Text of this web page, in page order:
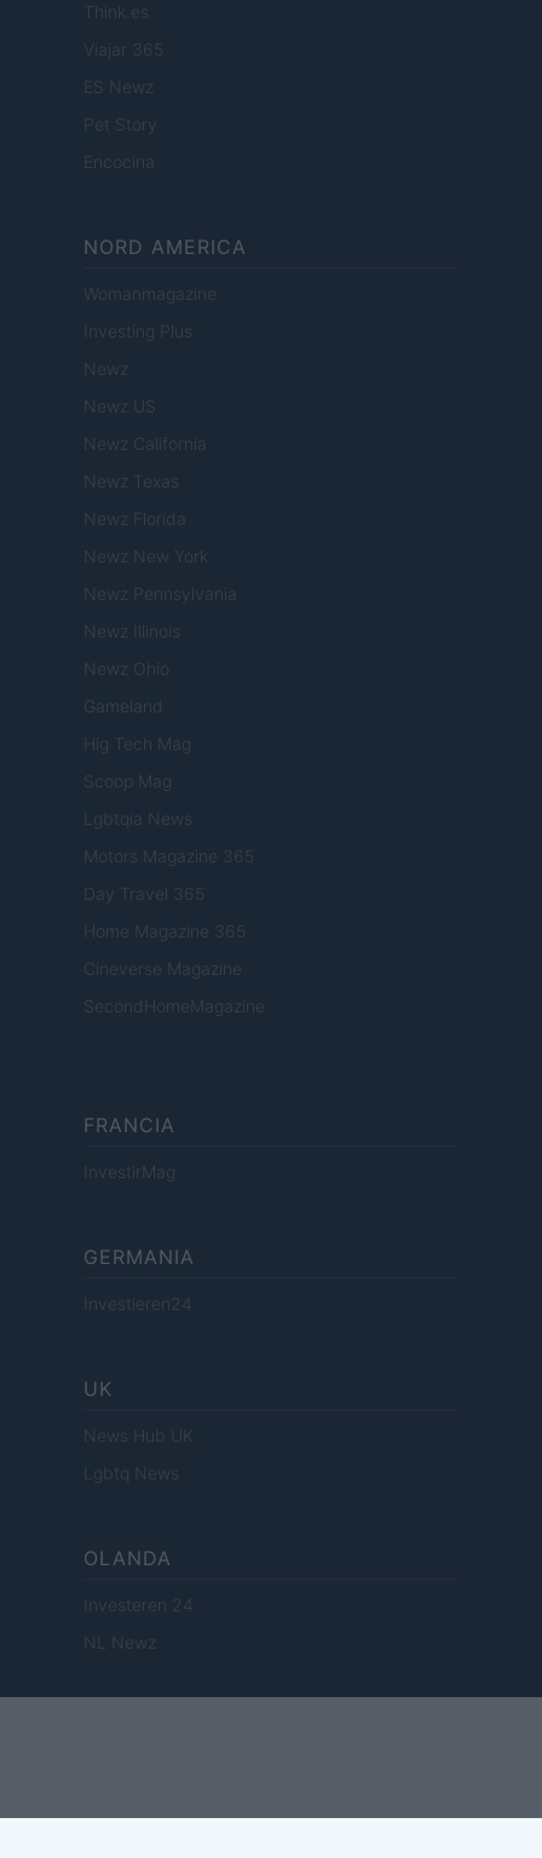
Think.es
Viajar 365
ES Newz
Pet Story
Encocina
NORD AMERICA
Womanmagazine
Investing Plus
Newz
Newz US
Newz California
Newz Texas
Newz Florida
Newz New York
Newz Pennsylvania
Newz Illinois
Newz Ohio
Gameland
Hig Tech Mag
Scoop Mag
Lgbtqia News
Motors Magazine 365
Day Travel 365
Home Magazine 365
Cineverse Magazine
SecondHomeMagazine
FRANCIA
InvestirMag
GERMANIA
Investieren24
UK
News Hub UK
Lgbtq News
OLANDA
Investeren 24
NL Newz